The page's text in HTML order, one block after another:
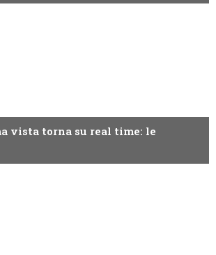
vista torna su real time: le